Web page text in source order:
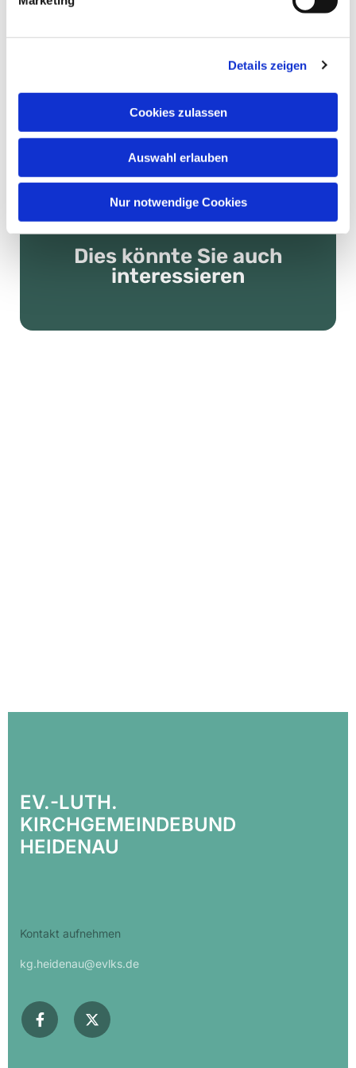
Details zeigen
Cookies zulassen
Auswahl erlauben
Nur notwendige Cookies
später (Pfingstmontag) schließlich zum Picknick-
Gottesdienst 11 Uhr auf dem Hutberg
Kurzum: Das Frühjahr wird festlich. Nicht
verpassen!
Dies könnte Sie auch
interessieren
EV.-LUTH.
KIRCHGEMEINDEBUND
HEIDENAU
Kontakt aufnehmen
kg.heidenau@evlks.de